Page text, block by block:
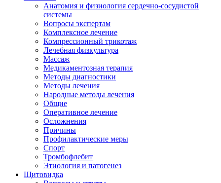
Анатомия и физиология сердечно-сосудистой
системы
Вопросы экспертам
Комплексное лечение
Компрессионный трикотаж
Лечебная физкультура
Массаж
Медикаментозная терапия
Методы диагностики
Методы лечения
Народные методы лечения
Общие
Оперативное лечение
Осложнения
Причины
Профилактические меры
Спорт
Тромбофлебит
Этиология и патогенез
Щитовидка